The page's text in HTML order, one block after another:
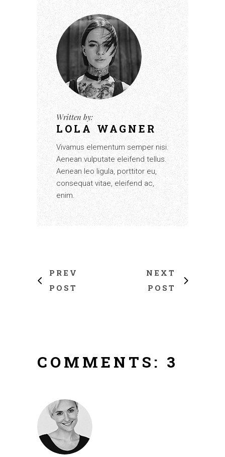
Written by:
LOLA WAGNER
Vivamus elementum semper nisi.
Aenean vulputate eleifend tellus.
Aenean leo ligula, porttitor eu,
consequat vitae, eleifend ac,
enim.
PREV
POST
NEXT
POST
COMMENTS: 3